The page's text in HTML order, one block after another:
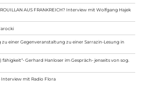
ROUILLAN AUS FRANKREICH? Interview mit Wolfgang Hajek
einer Gegenveranstaltung zu einer Sarrazin-Lesung in
fähigkeit“- Gerhard Hanloser im Gespräch- jenseits von sog.
Interview mit Radio Flora